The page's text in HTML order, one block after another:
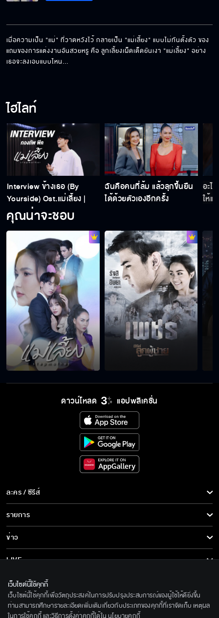
เมื่อความเป็น "แม่" ที่วาดหวังไว้ กลายเป็น "แม่เลี้ยง" แบบไม่ทันตั้งตัว ของ
แถมของการแต่งงานอันสวยหรู คือ ลูกเลี้ยงเผ็ดเด็ดยันเงา "แม่เลี้ยง" อย่าง
เธอจะลงเอบแบบไหน...
ไฮไลท์
Interview ข้างเธอ (By
Yourside) Ost.แม่เลี้ยง |
กองทัพ พีค
ฉันคือคนที่ล้ม แล้วลุกขึ้นยืน
ได้ด้วยตัวเองอีกครั้ง
อะไ
ให้แ
คุณน่าจะชอบ
ดาวน์โหลด แอปพลิเคชั่น
ละคร / ซีรีส์
ละคร/ซีรีส์
ซีรีส์นานาชาติ
การ์ตูน & เกม
รายการ
รายการทั้งหมด
ข่าว
ข่าวทั้งหมด
ข่าวประชาสัมพันธ์
LIVE
เกี่ยวกับเรา
BEC World
ติดตามเราได้ที่
เว็บไซต์นี้ใช้คุกกี้
เว็บไซต์นี้ใช้คุกกี้เพื่อวัตถุประสงค์ในการปรับปรุงประสบการณ์ของผู้ใช้ให้ดียิ่งขึ้น
ท่านสามารถศึกษารายละเอียดเพิ่มเติมเกี่ยวกับประเภทของคุกกี้ที่เราจัดเก็บ เหตุผล
ในการใช้คุกกี้ และวิธีการตั้งค่าคุกกี้ได้ใน นโยบายคุกกี้